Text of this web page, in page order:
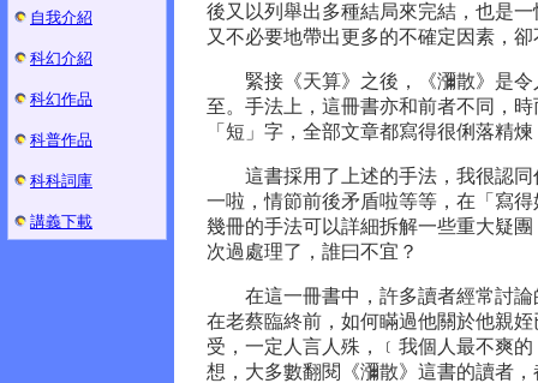
自我介紹
科幻介紹
科幻作品
科普作品
科科詞庫
講義下載
後又以列舉出多種結局來完結，也是
又不必要地帶出更多的不確定因素，
緊接《天算》之後，《瀰散》是令
至。手法上，這冊書亦和前者不同，
「短」字，全部文章都寫得很俐落精
這書採用了上述的手法，我很認同
一啦，情節前後矛盾啦等等，在「寫
幾冊的手法可以詳細拆解一些重大疑
次過處理了，誰曰不宜？
在這一冊書中，許多讀者經常討論
在老蔡臨終前，如何瞞過他關於他親
受，一定人言人殊，﹝我個人最不爽
想，大多數翻閱《瀰散》這書的讀者